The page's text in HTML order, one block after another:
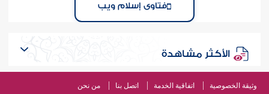
فتاوى إسلام ويب
الأكثر مشاهدة
وثيقة الخصوصية اتفاقية الخدمة اتصل بنا من نحن